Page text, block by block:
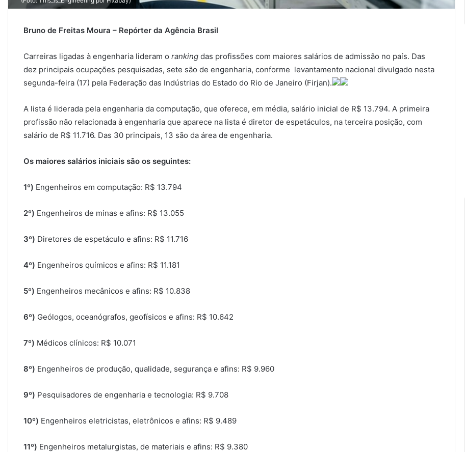
Bruno de Freitas Moura – Repórter da Agência Brasil
Carreiras ligadas à engenharia lideram o ranking das profissões com maiores salários de admissão no país. Das
dez principais ocupações pesquisadas, sete são de engenharia, conforme levantamento nacional divulgado nesta
segunda-feira (17) pela Federação das Indústrias do Estado do Rio de Janeiro (Firjan).
A lista é liderada pela engenharia da computação, que oferece, em média, salário inicial de R$ 13.794. A primeira
profissão não relacionada à engenharia que aparece na lista é diretor de espetáculos, na terceira posição, com
salário de R$ 11.716. Das 30 principais, 13 são da área de engenharia.
Os maiores salários iniciais são os seguintes:
1º) Engenheiros em computação: R$ 13.794
2º) Engenheiros de minas e afins: R$ 13.055
3º) Diretores de espetáculo e afins: R$ 11.716
4º) Engenheiros químicos e afins: R$ 11.181
5º) Engenheiros mecânicos e afins: R$ 10.838
6º) Geólogos, oceanógrafos, geofísicos e afins: R$ 10.642
7º) Médicos clínicos: R$ 10.071
8º) Engenheiros de produção, qualidade, segurança e afins: R$ 9.960
9º) Pesquisadores de engenharia e tecnologia: R$ 9.708
10º) Engenheiros eletricistas, eletrônicos e afins: R$ 9.489
11º) Engenheiros metalurgistas, de materiais e afins: R$ 9.380